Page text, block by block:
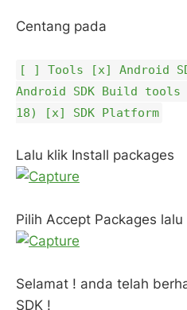
Centang pada
[ ] Tools [x] Android
Android SDK Build
18) [x] SDK Platform
Lalu klik Install packages
Pilih Accept Packages
Selamat ! anda telah
SDK !